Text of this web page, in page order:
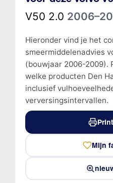
V50 2.0
Hieronder vind je het
smeermiddelenadvies
(bouwjaar 2006-2009).
welke producten Den
inclusief
verversingsintervallen.
Mijn